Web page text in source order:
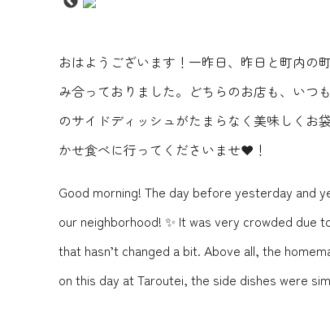
おはようございます！一昨日、昨日と町内の
み合っておりました。どちらのお店も、いつ
のサイドディッシュがたまらなく美味しくお
かせ食べに行ってくださいませ❤️！
Good morning! The day before yesterday and
our neighborhood! ✨ It was very crowded due
that hasn’t changed a bit. Above all, the
on this day at Taroutei, the side dishes were